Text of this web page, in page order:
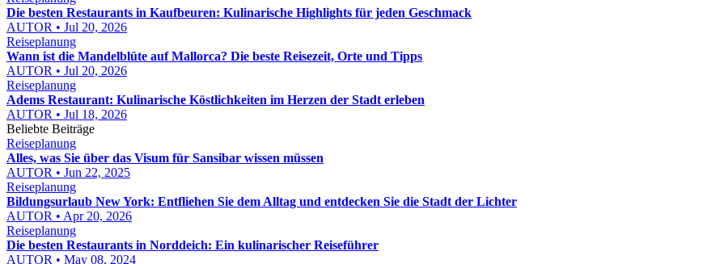
Die besten Restaurants in Kaufbeuren: Kulinarische Highlights für jeden Geschmack
AUTOR • Jul 20, 2026
Reiseplanung
Wann ist die Mandelblüte auf Mallorca? Die beste Reisezeit, Orte und Tipps
AUTOR • Jul 20, 2026
Reiseplanung
Adems Restaurant: Kulinarische Köstlichkeiten im Herzen der Stadt erleben
AUTOR • Jul 18, 2026
Beliebte Beiträge
Reiseplanung
Alles, was Sie über das Visum für Sansibar wissen müssen
AUTOR • Jun 22, 2025
Reiseplanung
Bildungsurlaub New York: Entfliehen Sie dem Alltag und entdecken Sie die Stadt der Lichter
AUTOR • Apr 20, 2026
Reiseplanung
Die besten Restaurants in Norddeich: Ein kulinarischer Reiseführer
AUTOR • May 08, 2024